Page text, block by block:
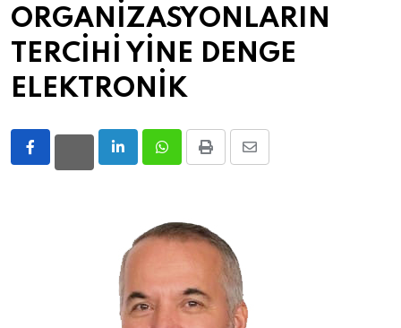
Haber
Gündem
Atamalar
ORGANİZASYONLARIN
TERCİHİ YİNE DENGE
ELEKTRONİK
LinkedInWhatsappPrint
Share